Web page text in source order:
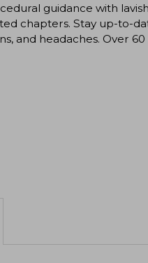
guidance with
chapters. Stay up-to-
and headaches. Over